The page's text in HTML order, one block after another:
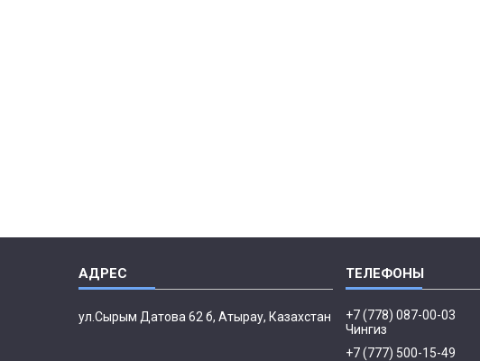
ул.Сырым Датова 62 б, Атырау, Казахстан
+7 (778) 087-00-03
Чингиз
+7 (777) 500-15-49